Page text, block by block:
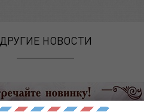
ДРУГИЕ НОВОСТИ